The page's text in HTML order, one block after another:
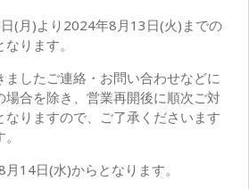
(月)より2024年8月13日(火)までの
ります。
したご連絡・お問い合わせなどに
場合を除き、営業再開後に順次ご対
なりますので、ご了承くださいます
14日(水)からとなります。